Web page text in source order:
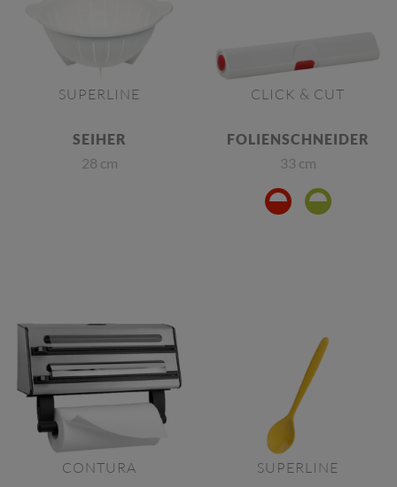
SUPERLINE
SEIHER
28 cm
CLICK & CUT
FOLIENSCHNEIDER
33 cm
CONTURA SUPERLINE